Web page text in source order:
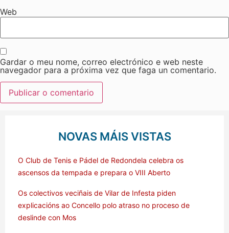
Web
Gardar o meu nome, correo electrónico e web neste
navegador para a próxima vez que faga un comentario.
NOVAS MÁIS VISTAS
O Club de Tenis e Pádel de Redondela celebra os
ascensos da tempada e prepara o VIII Aberto
Os colectivos veciñais de Vilar de Infesta piden
explicacións ao Concello polo atraso no proceso de
deslinde con Mos